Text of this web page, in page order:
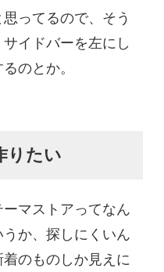
ってるので、そう
イドバーを左にし
のとか。
りたい
マストアってなん
か、探しにくいん
のものしか見えに